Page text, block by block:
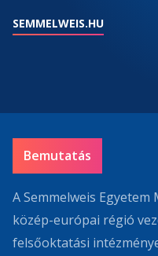
SEMMELWEIS.HU
Bemutatás
A Semmelweis Egyetem
közép-európai régió
felsőoktatási